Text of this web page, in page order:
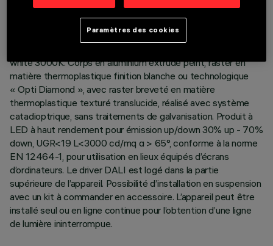
white 3000K. Corps en aluminium extrudé peint, raster en
matière thermoplastique finition blanche ou technologique
« Opti Diamond », avec raster breveté en matière
thermoplastique texturé translucide, réalisé avec système
catadioptrique, sans traitements de galvanisation. Produit à
LED à haut rendement pour émission up/down 30% up - 70%
down, UGR<19 L<3000 cd/mq α > 65°, conforme à la norme
EN 12464-1, pour utilisation en lieux équipés d’écrans
d’ordinateurs. Le driver DALI est logé dans la partie
supérieure de l’appareil. Possibilité d’installation en suspension
avec un kit à commander en accessoire. L’appareil peut être
installé seul ou en ligne continue pour l’obtention d’une ligne
de lumière ininterrompue.
Paramètres des cookies